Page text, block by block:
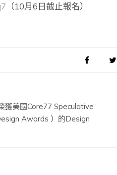
（10月6日截止報名）
獲美國Core77 Speculative
Awards ）的Design